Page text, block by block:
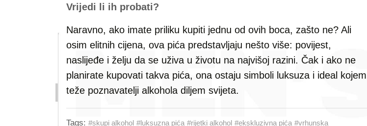
Vrijedi li ih probati?
Naravno, ako imate priliku kupiti jednu od ovih boca, zašto ne? Ali
osim elitnih cijena, ova pića predstavljaju nešto više: povijest,
naslijeđe i želju da se uživa u životu na najvišoj razini. Čak i ako ne
planirate kupovati takva pića, ona ostaju simboli luksuza i ideal kojem
teže poznavatelji alkohola diljem svijeta.
Tags: #skupi alkohol #luksuzna pića #rijetki alkohol #ekskluzivna pića #vrhunska